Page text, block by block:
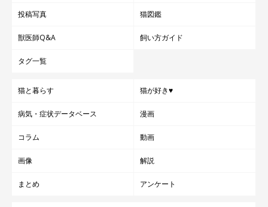
投稿写真 猫図鑑
獣医師Q&A 飼い方ガイド
タグ一覧
猫と暮らす 猫が好き♥
病気・症状データベース 漫画
コラム 動画
画像 解説
まとめ アンケート